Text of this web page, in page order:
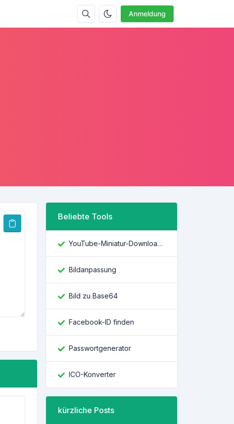
Anmeldung
Beliebte Tools
YouTube-Miniatur-Downloader
Bildanpassung
Bild zu Base64
Facebook-ID finden
Passwortgenerator
ICO-Konverter
kürzliche Posts